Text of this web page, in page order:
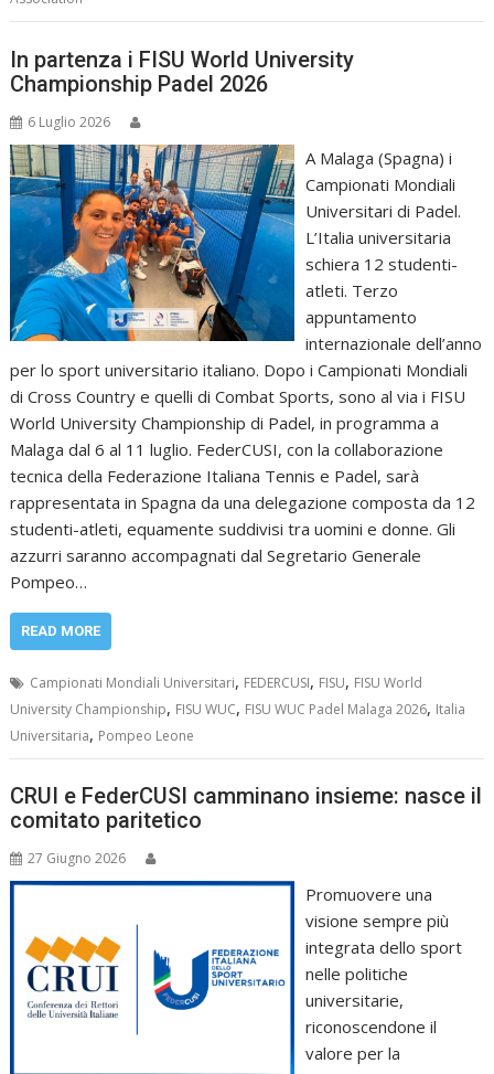
In partenza i FISU World University
Championship Padel 2026
6 Luglio 2026
A Malaga (Spagna) i
Campionati Mondiali
Universitari di Padel.
L’Italia universitaria
schiera 12 studenti-
atleti. Terzo
appuntamento
internazionale dell’anno
per lo sport universitario italiano. Dopo i Campionati Mondiali
di Cross Country e quelli di Combat Sports, sono al via i FISU
World University Championship di Padel, in programma a
Malaga dal 6 al 11 luglio. FederCUSI, con la collaborazione
tecnica della Federazione Italiana Tennis e Padel, sarà
rappresentata in Spagna da una delegazione composta da 12
studenti-atleti, equamente suddivisi tra uomini e donne. Gli
azzurri saranno accompagnati dal Segretario Generale
Pompeo…
READ MORE
Campionati Mondiali Universitari, FEDERCUSI, FISU, FISU World
University Championship, FISU WUC, FISU WUC Padel Malaga 2026, Italia
Universitaria, Pompeo Leone
CRUI e FederCUSI camminano insieme: nasce il
comitato paritetico
27 Giugno 2026
Promuovere una
visione sempre più
integrata dello sport
nelle politiche
universitarie,
riconoscendone il
valore per la